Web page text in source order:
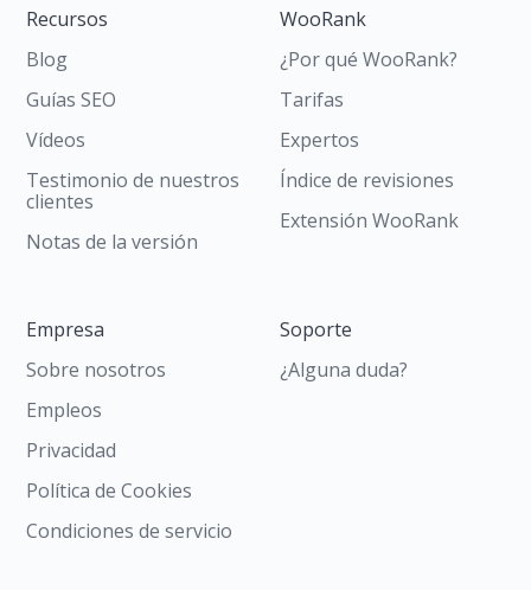
Recursos
Blog
Guías SEO
Vídeos
Testimonio de nuestros
clientes
Notas de la versión
WooRank
¿Por qué WooRank?
Tarifas
Expertos
Índice de revisiones
Extensión WooRank
Empresa
Sobre nosotros
Empleos
Privacidad
Política de Cookies
Condiciones de servicio
Soporte
¿Alguna duda?